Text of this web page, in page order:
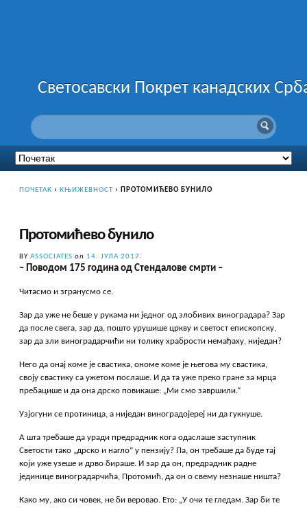
Светосавски Покрет канадских
ПОЧЕТАК › КЊИЖЕВНОСТ › ПРОТОМИЋЕВО БУНИЛО
Протомићево бунило
BYASSOCIATES on 14. ЈУЛА 2017.
– Поводом 175 година од Стендалове смрти –
Читасмо и згранусмо се.
Зар да уже не беше у рукама ни једног од злобивих виноградара? Зар
да после свега, зар да, пошто урушише цркву и светост епископску,
зар да зли виноградарчићи ни толику храбрости немађаху, ниједан?
Него да онај коме је свастика, ономе коме је његова му свастика,
своју свастику са ужетом послаше. И да та уже преко гране за мрца
пребацише и да она дрско повикаше: „Ми смо завршили.“
Узјогуни се протиница, а ниједан виноградојереј ни да гукнуше.
А шта требаше да уради предрадник кога одаслаше заступник
Светости тако „дрско и нагло“ у пензију? Па, он требаше да буде тај
који уже узеше и дрво бираше. И зар да он, предрадник радне
јединице виноградарчића, Протомић, да он о свему незнаше ништа?
Како му, ако си човек, не би веровао. Ето: „У очи те гледам. Зар би те